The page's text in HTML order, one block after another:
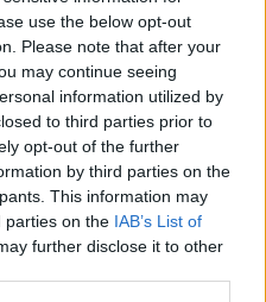
use the below opt-out
Please note that after your
may continue seeing
information utilized by
to third parties prior to
opt-out of the further
by third parties on the
This information may
parties on the IAB’s List of
further disclose it to other
Ezzel
kellejen
tartalomra,
Rajk-perrel